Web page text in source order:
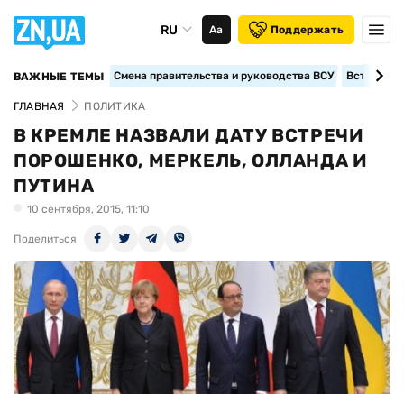
RU Аа Поддержать
ВАЖНЫЕ ТЕМЫ Смена правительства и руководства ВСУ
ГЛАВНАЯ ПОЛИТИКА
В КРЕМЛЕ НАЗВАЛИ ДАТУ ВСТРЕЧИ
ПОРОШЕНКО, МЕРКЕЛЬ, ОЛЛАНДА И
ПУТИНА
10 сентября, 2015, 11:10
Поделиться